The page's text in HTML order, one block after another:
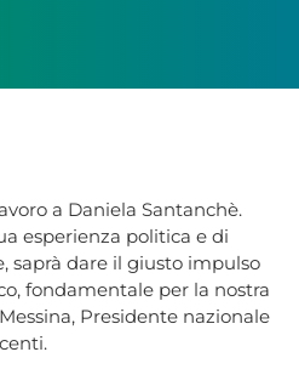
a Daniela Santanchè.
esperienza politica e di
saprà dare il giusto impulso
fondamentale per la nostra
Presidente nazionale